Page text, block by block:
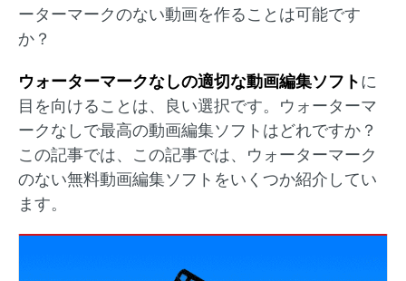
ーターマークのない動画を作ることは可能です
か？
ウォーターマークなしの適切な動画編集ソフトに
目を向けることは、良い選択です。ウォーターマ
ークなしで最高の動画編集ソフトはどれですか？
この記事では、この記事では、ウォーターマーク
のない無料動画編集ソフトをいくつか紹介してい
ます。